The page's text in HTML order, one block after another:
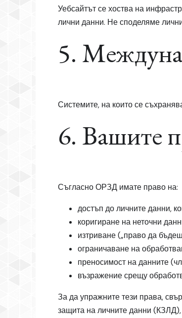
Уебсайтът се хоства на
лични данни. Не споделяме
5.
Системите, на които се
6. Вашите
Съгласно ОРЗД имате право на:
достъп до личните данни,
коригиране на неточни
изтриване („право да
ограничаване на
преносимост на данните
възражение срещу
За да упражните тези права,
защита на личните данни